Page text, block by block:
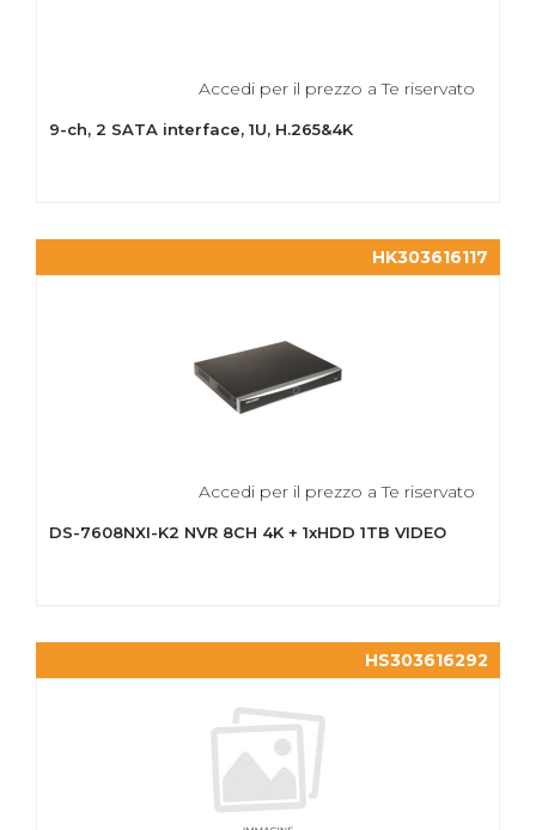
Accedi per il prezzo a Te riservato
9-ch, 2 SATA interface, 1U, H.265&4K
HK303616117
Accedi per il prezzo a Te riservato
DS-7608NXI-K2 NVR 8CH 4K + 1xHDD 1TB VIDEO
HS303616292